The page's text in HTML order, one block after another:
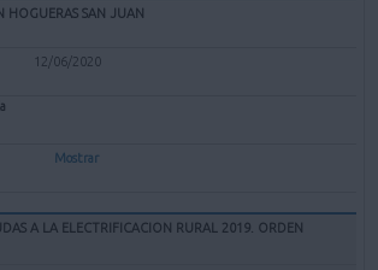
HOGUERAS SAN JUAN
12/06/2020
Mostrar
A LA ELECTRIFICACION RURAL 2019. ORDEN